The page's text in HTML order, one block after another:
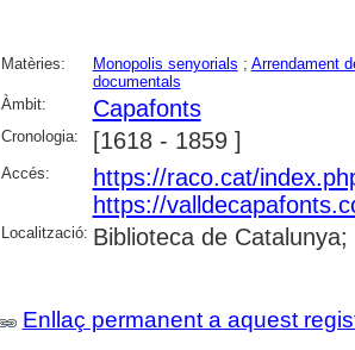
Matèries: Monopolis senyorials ; Arrendament
documentals
Àmbit:
Capafonts
Cronologia: [1618 - 1859 ]
Accés:
https://raco.cat/
https://
Localització: Biblioteca de
Enllaç permanent a aquest